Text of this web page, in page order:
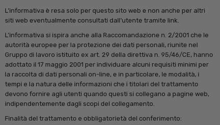
L’informativa è resa solo per questo sito web e non anche per altri
siti web eventualmente consultati dall’utente tramite link.
L’informativa si ispira anche alla Raccomandazione n. 2/2001 che le
autorità europee per la protezione dei dati personali, riunite nel
Gruppo di lavoro istituito ex art. 29 della direttiva n. 95/46/CE, hanno
adottato il 17 maggio 2001 per individuare alcuni requisiti minimi per
la raccolta di dati personali on-line, e in particolare, le modalità, i
tempi e la natura delle informazioni che i titolari del trattamento
devono fornire agli utenti quando questi si collegano a pagine web,
indipendentemente dagli scopi del collegamento.
Finalità del trattamento e obbligatorietà del conferimento: